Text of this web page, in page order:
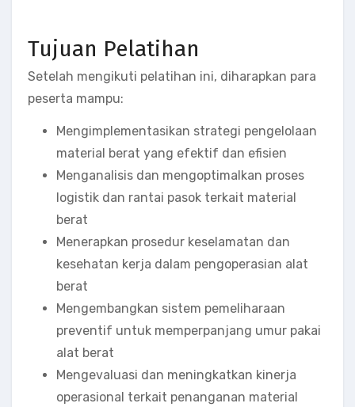
Tujuan Pelatihan
Setelah mengikuti pelatihan ini, diharapkan para
peserta mampu:
Mengimplementasikan strategi pengelolaan
material berat yang efektif dan efisien
Menganalisis dan mengoptimalkan proses
logistik dan rantai pasok terkait material
berat
Menerapkan prosedur keselamatan dan
kesehatan kerja dalam pengoperasian alat
berat
Mengembangkan sistem pemeliharaan
preventif untuk memperpanjang umur pakai
alat berat
Mengevaluasi dan meningkatkan kinerja
operasional terkait penanganan material